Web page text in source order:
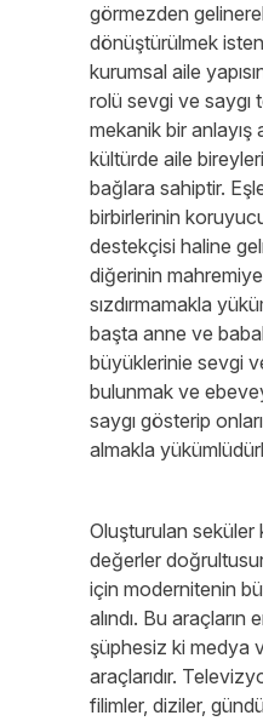
görmezden
dönüştürülmek
kurumsal aile
rolü sevgi ve saygı
mekanik bir anlayış
kültürde aile
bağlara sahiptir.
birbirlerinin
destekçisi haline
diğerinin
sızdırmamakla
başta anne ve
büyüklerinie sevgi
bulunmak ve
saygı gösterip
almakla
Oluşturulan seküler
değerler
için modernitenin
alındı. Bu araçların
şüphesiz ki medya
araçlarıdır.
filimler, diziler,